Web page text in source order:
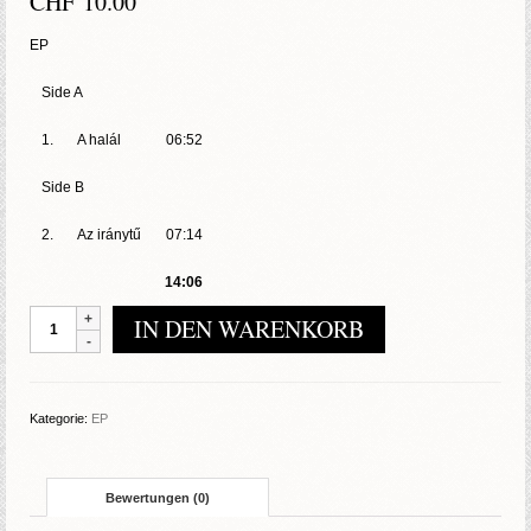
EP
Side A
1. A halál 06:52
Side B
2. Az iránytű 07:14
14:06
Siculicidium
És
Menge
IN DEN WARENKORB
Kategorie: EP
Bewertungen (0)